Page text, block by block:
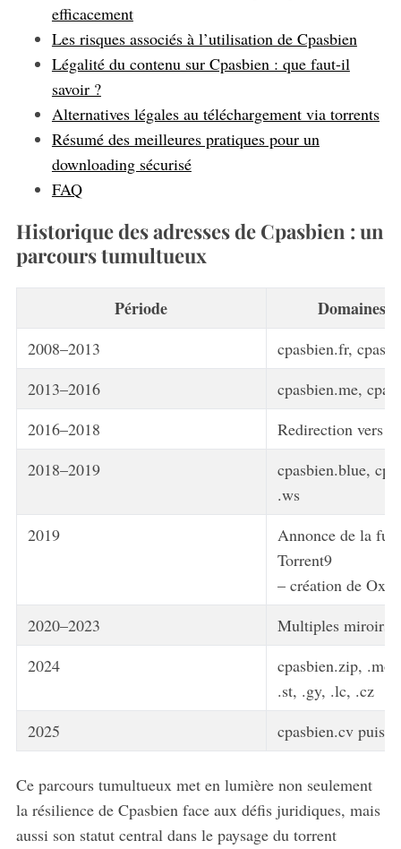
efficacement
Les risques associés à l’utilisation de Cpasbien
Légalité du contenu sur Cpasbien : que faut-il
savoir ?
Alternatives légales au téléchargement via torrents
Résumé des meilleures pratiques pour un
downloading sécurisé
FAQ
Historique des adresses de Cpasbien : un
parcours tumultueux
Période Domaines
2008–2013
cpasbien.fr,
2013–2016
cpasbien.me,
2016–2018
Redirection vers
2018–2019
cpasbien.blue,
.ws
2019
Annonce de la
Torrent9
– création de
2020–2023
Multiples miroirs
2024
cpasbien.zip,
.st, .gy, .lc, .cz
2025
cpasbien.cv puis
Ce parcours tumultueux met en lumière non seulement
la résilience de Cpasbien face aux défis juridiques, mais
aussi son statut central dans le paysage du torrent